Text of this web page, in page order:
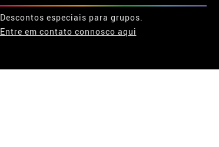
Descontos especiais para grupos.
Entre em contato connosco aqui